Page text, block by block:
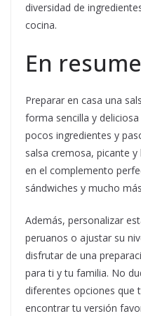
diversidad de
cocina.
En
Preparar en casa una
forma sencilla y
pocos ingredientes y
salsa cremosa, picante
en el complemento
sándwiches y mucho
Además, personalizar
peruanos o ajustar su
disfrutar de una
para ti y tu familia. No
diferentes opciones que
encontrar tu versión